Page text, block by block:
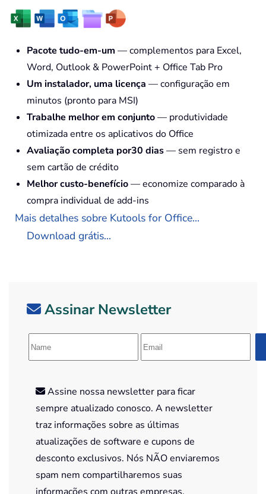
Pacote tudo-em-um — complementos para Excel,
Word, Outlook & PowerPoint + Office Tab Pro
Um instalador, uma licença — configuração em
minutos (pronto para MSI)
Trabalhe melhor em conjunto— produtividade
otimizada entre os aplicativos do Office
Avaliação completa por30 dias— sem registro e
sem cartão de crédito
Melhor custo-benefício— economize comparado à
compra individual de add-ins
Mais detalhes sobre Kutools for Office...
Download grátis...
Assinar Newsletter
Assine nossa newsletter para ficar
sempre atualizado conosco. A newsletter
traz informações sobre as últimas
atualizações de software e cupons de
desconto exclusivos. Nós NÃO enviaremos
spam nem compartilharemos suas